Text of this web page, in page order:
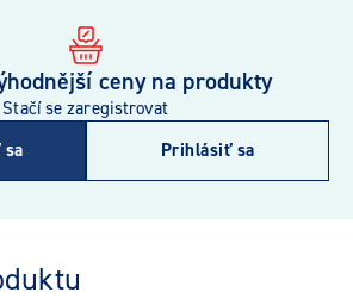
ceny na produkty
Stačí se zaregistrovat
Prihlásiť sa